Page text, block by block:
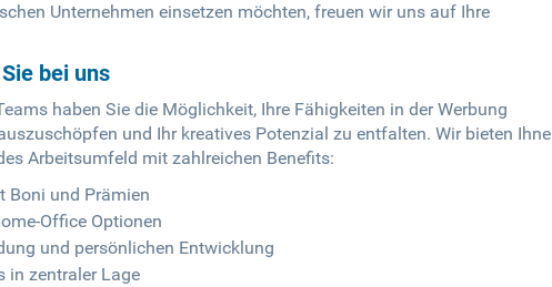
Unternehmen einsetzen möchten, freuen wir uns auf Ihre
bei uns
haben Sie die Möglichkeit, Ihre Fähigkeiten in der Werbung
und Ihr kreatives Potenzial zu entfalten. Wir bieten
Arbeitsumfeld mit zahlreichen Benefits:
Boni und Prämien
Office Optionen
und persönlichen Entwicklung
in zentraler Lage